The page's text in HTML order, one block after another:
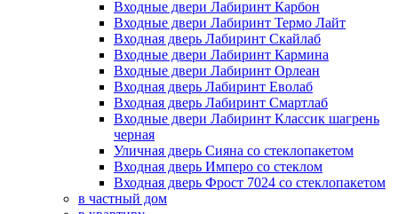
Входные двери Лабиринт Карбон
Входные двери Лабиринт Термо Лайт
Входная дверь Лабиринт Скайлаб
Входные двери Лабиринт Кармина
Входные двери Лабиринт Орлеан
Входная дверь Лабиринт Еволаб
Входная дверь Лабиринт Смартлаб
Входные двери Лабиринт Классик шагрень
черная
Уличная дверь Сияна со стеклопакетом
Входная дверь Имперо со стеклом
Входная дверь Фрост 7024 со стеклопакетом
в частный дом